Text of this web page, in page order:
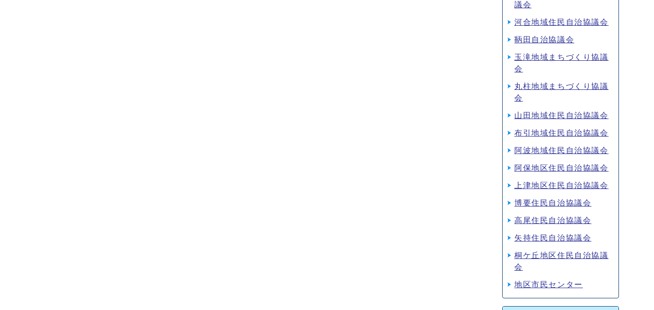
議会
河合地域住民自治協議会
鞆田自治協議会
玉滝地域まちづくり協議
会
丸柱地域まちづくり協議
会
山田地域住民自治協議会
布引地域住民自治協議会
阿波地域住民自治協議会
阿保地区住民自治協議会
上津地区住民自治協議会
博要住民自治協議会
高尾住民自治協議会
矢持住民自治協議会
桐ケ丘地区住民自治協議
会
地区市民センター